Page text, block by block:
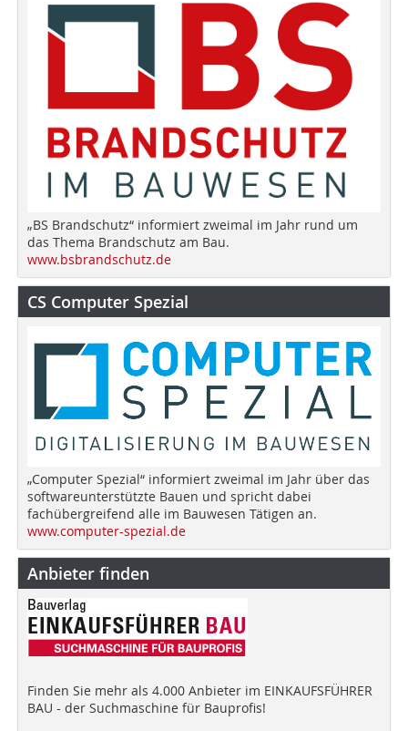
„BS Brandschutz“ informiert zweimal im Jahr rund um
das Thema Brandschutz am Bau.
www.bsbrandschutz.de
CS Computer Spezial
„Computer Spezial“ informiert zweimal im Jahr über das
softwareunterstützte Bauen und spricht dabei
fachübergreifend alle im Bauwesen Tätigen an.
www.computer-spezial.de
Anbieter finden
Finden Sie mehr als 4.000 Anbieter im EINKAUFSFÜHRER
BAU - der Suchmaschine für Bauprofis!